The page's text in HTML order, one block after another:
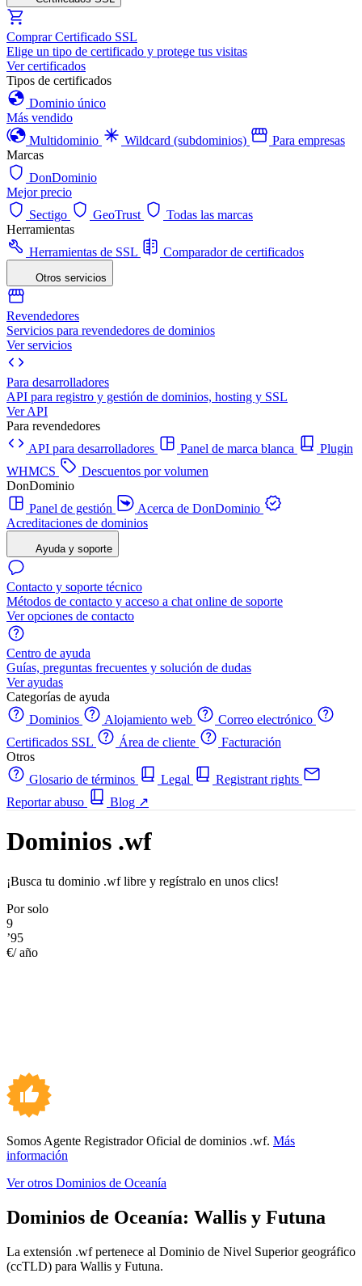
Comprar Certificado SSL
Elige un tipo de certificado y protege tus visitas
Ver certificados
Tipos de certificados
Dominio único
Más vendido
Multidominio
Wildcard (subdominios)
Para empresas
Marcas
DonDominio
Mejor precio
Sectigo
GeoTrust
Todas las marcas
Herramientas
Herramientas de SSL
Comparador de certificados
Otros servicios
Revendedores
Servicios para revendedores de dominios
Ver servicios
Para desarrolladores
API para registro y gestión de dominios, hosting y SSL
Ver API
Para revendedores
API para desarrolladores
Panel de marca blanca
Plugin
WHMCS
Descuentos por volumen
DonDominio
Panel de gestión
Acerca de DonDominio
Acreditaciones de dominios
Ayuda y soporte
Contacto y soporte técnico
Métodos de contacto y acceso a chat online de soporte
Ver opciones de contacto
Centro de ayuda
Guías, preguntas frecuentes y solución de dudas
Ver ayudas
Categorías de ayuda
Dominios
Alojamiento web
Correo electrónico
Certificados SSL
Área de cliente
Facturación
Otros
Glosario de términos
Legal
Registrant rights
Reportar abuso
Blog ↗
Dominios .wf
¡Busca tu dominio .wf libre y regístralo en unos clics!
Por solo
9
’95
€/ año
Somos Agente Registrador Oficial de dominios .wf. Más
información
Ver otros Dominios de Oceanía
Dominios de Oceanía: Wallis y Futuna
La extensión .wf pertenece al Dominio de Nivel Superior geográfico
(ccTLD) para Wallis y Futuna.